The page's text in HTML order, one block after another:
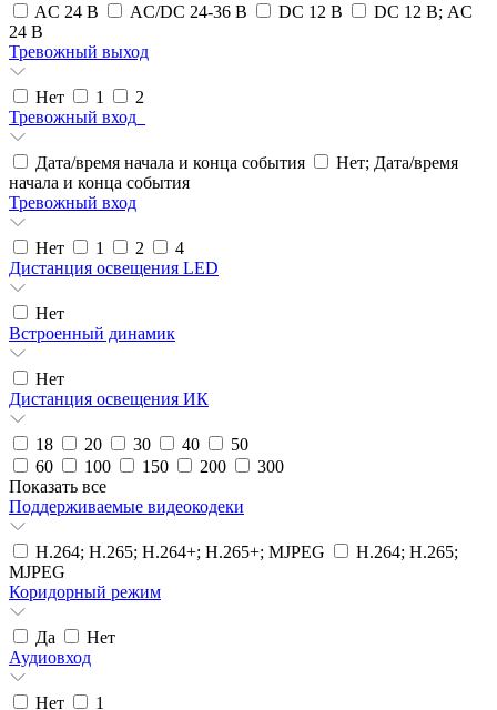
AC 24 В AC/DC 24-36 В DC 12 В
DC 12 В; AC
24 В
Тревожный выход
Нет 1
2
Тревожный вход_
Дата/время начала и конца события
Нет; Дата/время
начала и конца события
Тревожный вход
Нет 1 2
4
Дистанция освещения LED
Нет
Встроенный динамик
Нет
Дистанция освещения ИК
18 20 30 40
50
60
100 150 200
300
Показать все
Поддерживаемые видеокодеки
H.264; H.265; H.264+; H.265+; MJPEG
H.264; H.265;
MJPEG
Коридорный режим
Да
Нет
Аудиовход
Нет 1